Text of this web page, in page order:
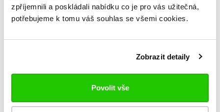
zpříjemnili a poskládali nabídku co je pro vás užitečná,
potřebujeme k tomu váš souhlas se všemi cookies.
Zobrazit detaily
Povolit vše
ZKOUKNI TAKÉ TYTO.